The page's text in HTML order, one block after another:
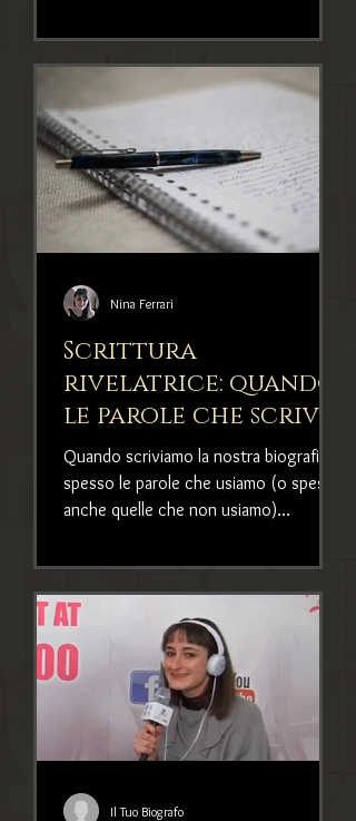
Scrittura
rivelatrice: quando
le parole che scrivi
inconsciamente
dicono chi sei
Quando scriviamo la nostra biografia,
spesso le parole che usiamo (o spesso
anche quelle che non usiamo)
Nina Ferrari
Il Tuo Biografo